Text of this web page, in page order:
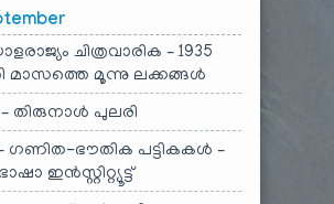
ചിത്രവാരിക – 1935
മാസത്തെ മൂന്നു ലക്കങ്ങൾ
– തിരുനാൾ പുലരി
– ഗണിത-ഭൗതിക പട്ടികകൾ –
ഇൻസ്റ്റിറ്റ്യൂട്ട്